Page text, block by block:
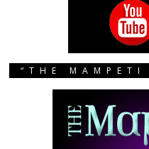
“THE MAMPETI